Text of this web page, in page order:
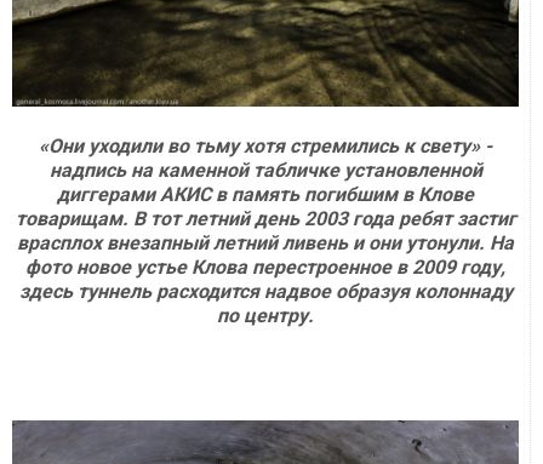
«Они уходили во тьму хотя стремились к свету» -
надпись на каменной табличке установленной
диггерами АКИС в память погибшим в Клове
товарищам. В тот летний день 2003 года ребят застиг
врасплох внезапный летний ливень и они утонули. На
фото новое устье Клова перестроенное в 2009 году,
здесь туннель расходится надвое образуя колоннаду
по центру.